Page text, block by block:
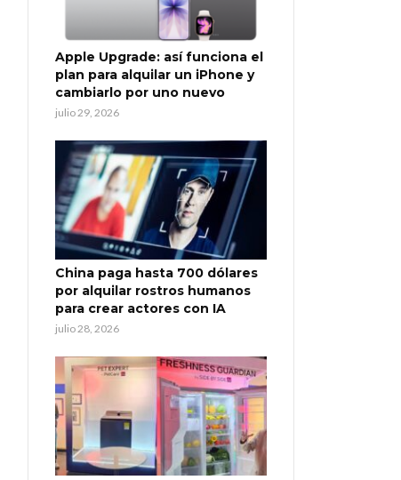
Apple Upgrade: así funciona el
plan para alquilar un iPhone y
cambiarlo por uno nuevo
julio 29, 2026
China paga hasta 700 dólares
por alquilar rostros humanos
para crear actores con IA
julio 28, 2026